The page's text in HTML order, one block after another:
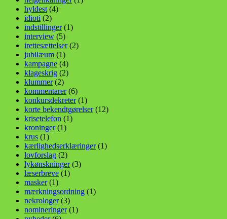
hyldest (4)
idioti (2)
indstillinger(1)
interview (5)
irettesættelser(2)
jubilæum (1)
kampagne (4)
klageskrig (2)
klummer(2)
kommentarer(6)
konkursdekreter(1)
korte bekendtgørelser(12)
krisetelefon (1)
kroninger(1)
krus (1)
kærlighedserklæringer(1)
lovforslag (2)
lykønskninger(3)
læserbreve (1)
masker(1)
mærkningsordning (1)
nekrologer(3)
nomineringer(1)